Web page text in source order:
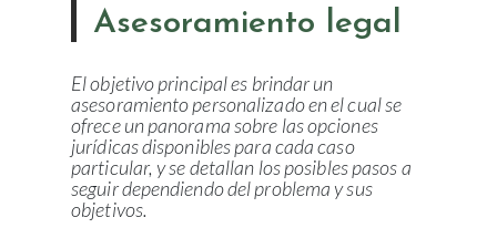
Asesoramiento legal
El objetivo principal es brindar un
asesoramiento personalizado en el cual se
ofrece un panorama sobre las opciones
jurídicas disponibles para cada caso
particular, y se detallan los posibles pasos a
seguir dependiendo del problema y sus
objetivos.